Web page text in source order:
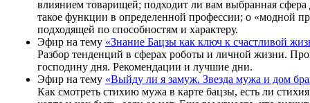
влиянием товарищей; подходит ли вам выбранная сфера
такое функции в определенной профессии; о «модной
подходящей по способностям и характеру.
Эфир на тему «Знание Бацзы как ключ к счастливой
Разбор тенденций в сферах роботы и личной жизни.
господину дня. Рекомендации и лучшие дни.
Эфир на тему «Выйду ли я замуж. Звезда мужа и дом
Как смотреть стихию мужа в карте бацзы, есть ли